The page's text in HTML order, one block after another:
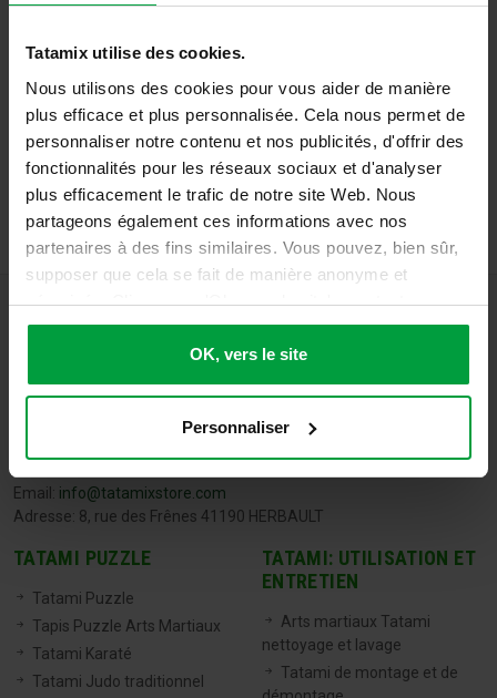
Tatamix utilise des cookies.
Nous utilisons des cookies pour vous aider de manière
plus efficace et plus personnalisée. Cela nous permet de
personnaliser notre contenu et nos publicités, d'offrir des
fonctionnalités pour les réseaux sociaux et d'analyser
plus efficacement le trafic de notre site Web. Nous
partageons également ces informations avec nos
partenaires à des fins similaires. Vous pouvez, bien sûr,
supposer que cela se fait de manière anonyme et
sécurisée. Cliquez sur 'Ok, vers le site' pour tout
accepter ou ajustez manuellement vos préférences.
OK, vers le site
Personnaliser
19,00€
22,80 TTC
Détails
Email: info@tatamixstore.com
Adresse: 8, rue des Frênes 41190 HERBAULT
TATAMI PUZZLE
Tatami Puzzle
Tapis Puzzle Arts Martiaux
Tatami Karaté
Tatami Judo traditionnel
TATAMI: UTILISATION ET
ENTRETIEN
Arts martiaux Tatami
nettoyage et lavage
Tatami de montage et de